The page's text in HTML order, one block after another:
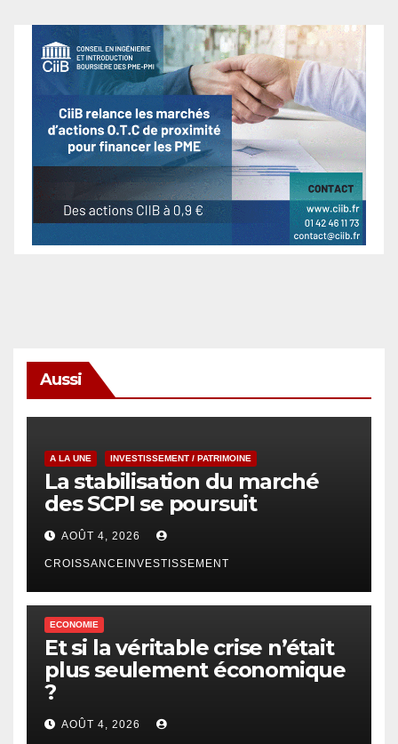
Aussi
A LA UNE INVESTISSEMENT / PATRIMOINE
La stabilisation du marché
des SCPI se poursuit
AOÛT 4, 2026
CROISSANCEINVESTISSEMENT
ECONOMIE
Et si la véritable crise n’était
plus seulement économique
?
AOÛT 4, 2026